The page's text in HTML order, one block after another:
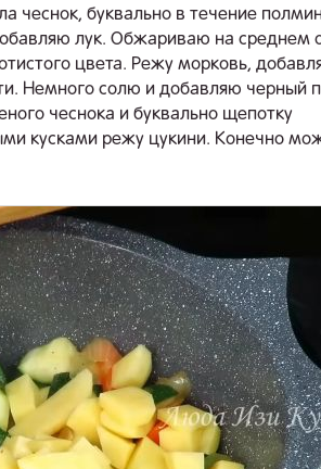
чеснок, буквально в течение
лук. Обжариваю на среднем
цвета. Режу морковь,
Немного солю и добавляю черный
чеснока и буквально щепотку
кусками режу цукини. Конечно